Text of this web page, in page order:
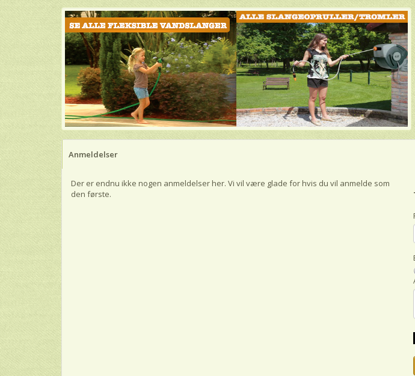
Anmeldelser
Der er endnu ikke nogen anmeldelser her. Vi vil være glade for hvis du vil anmelde som
den første.